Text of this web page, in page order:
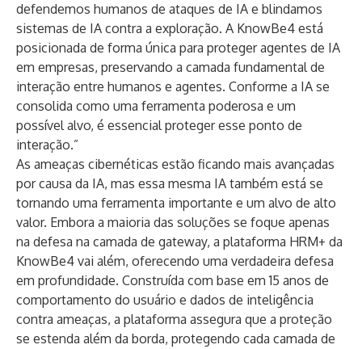
defendemos humanos de ataques de IA e blindamos
sistemas de IA contra a exploração. A KnowBe4 está
posicionada de forma única para proteger agentes de IA
em empresas, preservando a camada fundamental de
interação entre humanos e agentes. Conforme a IA se
consolida como uma ferramenta poderosa e um
possível alvo, é essencial proteger esse ponto de
interação.”
As ameaças cibernéticas estão ficando mais avançadas
por causa da IA, mas essa mesma IA também está se
tornando uma ferramenta importante e um alvo de alto
valor. Embora a maioria das soluções se foque apenas
na defesa na camada de gateway, a plataforma HRM+ da
KnowBe4 vai além, oferecendo uma verdadeira defesa
em profundidade. Construída com base em 15 anos de
comportamento do usuário e dados de inteligência
contra ameaças, a plataforma assegura que a proteção
se estenda além da borda, protegendo cada camada de